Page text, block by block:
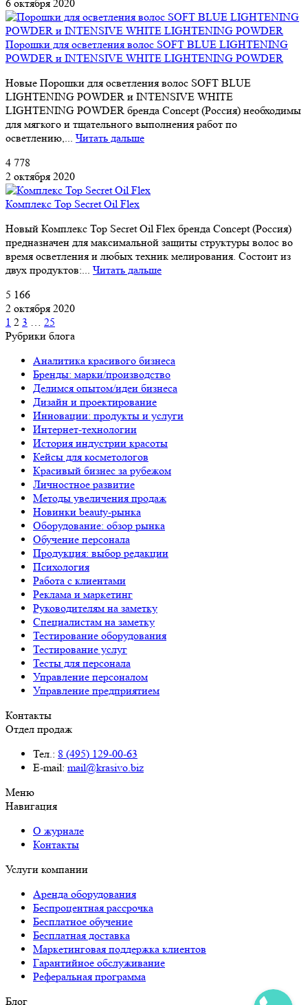
6 октября 2020
Порошки для осветления волос SOFT BLUE LIGHTENING
POWDER и INTENSIVE WHITE LIGHTENING POWDER
Новые Порошки для осветления волос SOFT BLUE
LIGHTENING POWDER и INTENSIVE WHITE
LIGHTENING POWDER бренда Concept (Россия) необходимы
для мягкого и тщательного выполнения работ по
осветлению,... Читать дальше
4 778
2 октября 2020
Комплекс Top Secret Oil Flex
Новый Комплекс Top Secret Oil Flex бренда Concept (Россия)
предназначен для максимальной защиты структуры волос во
время осветления и любых техник мелирования. Состоит из
двух продуктов:... Читать дальше
5 166
2 октября 2020
1 2 3 … 25
Рубрики блога
Аналитика красивого бизнеса
Бренды: марки/производство
Делимся опытом/идеи бизнеса
Дизайн и проектирование
Инновации: продукты и услуги
Интернет-технологии
История индустрии красоты
Кейсы для косметологов
Красивый бизнес за рубежом
Личностное развитие
Методы увеличения продаж
Новинки beauty-рынка
Оборудование: обзор рынка
Обучение персонала
Продукция: выбор редакции
Психология
Работа с клиентами
Реклама и маркетинг
Руководителям на заметку
Специалистам на заметку
Тестирование оборудования
Тестирование услуг
Тесты для персонала
Управление персоналом
Управление предприятием
Контакты
Отдел продаж
Тел.: 8 (495) 129-00-63
E-mail: mail@krasivo.biz
Меню
Навигация
О журнале
Контакты
Услуги компании
Аренда оборудования
Беспроцентная рассрочка
Бесплатное обучение
Бесплатная доставка
Маркетинговая поддержка клиентов
Гарантийное обслуживание
Реферальная программа
Блог